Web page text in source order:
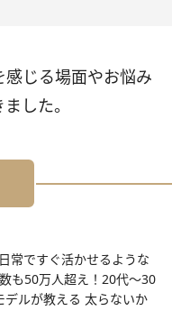
じる場面やお悩み
した。
常ですぐ活かせるような
も50万人超え！20代～30
ルが教える 太らないか